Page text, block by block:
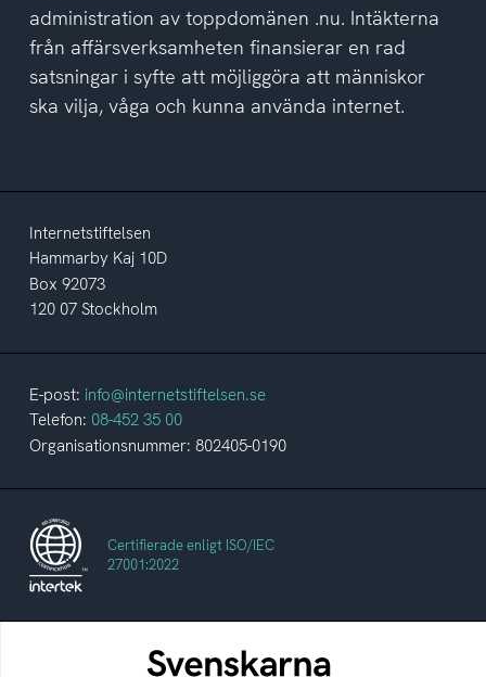
administration av toppdomänen .nu. Intäkterna
från affärsverksamheten finansierar en rad
satsningar i syfte att möjliggöra att människor
ska vilja, våga och kunna använda internet.
Internetstiftelsen
Hammarby Kaj 10D
Box 92073
120 07 Stockholm
E-post: info@internetstiftelsen.se
Telefon: 08-452 35 00
Organisationsnummer: 802405-0190
Certifierade enligt ISO/IEC
27001:2022
Svenskarna och internet